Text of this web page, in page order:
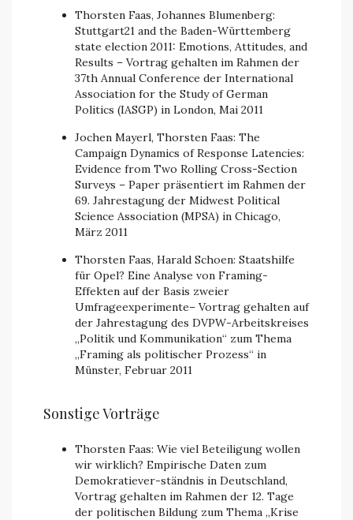
Thorsten Faas, Johannes Blumenberg:
Stuttgart21 and the Baden-Württemberg
state election 2011: Emotions, Attitudes, and
Results – Vortrag gehalten im Rahmen der
37th Annual Conference der International
Association for the Study of German
Politics (IASGP) in London, Mai 2011
Jochen Mayerl, Thorsten Faas: The
Campaign Dynamics of Response Latencies:
Evidence from Two Rolling Cross-Section
Surveys – Paper präsentiert im Rahmen der
69. Jahrestagung der Midwest Political
Science Association (MPSA) in Chicago,
März 2011
Thorsten Faas, Harald Schoen: Staatshilfe
für Opel? Eine Analyse von Framing-
Effekten auf der Basis zweier
Umfrageexperimente– Vortrag gehalten auf
der Jahrestagung des DVPW-Arbeitskreises
„Politik und Kommunikation“ zum Thema
„Framing als politischer Prozess“ in
Münster, Februar 2011
Sonstige Vorträge
Thorsten Faas: Wie viel Beteiligung wollen
wir wirklich? Empirische Daten zum
Demokratiever-ständnis in Deutschland,
Vortrag gehalten im Rahmen der 12. Tage
der politischen Bildung zum Thema „Krise